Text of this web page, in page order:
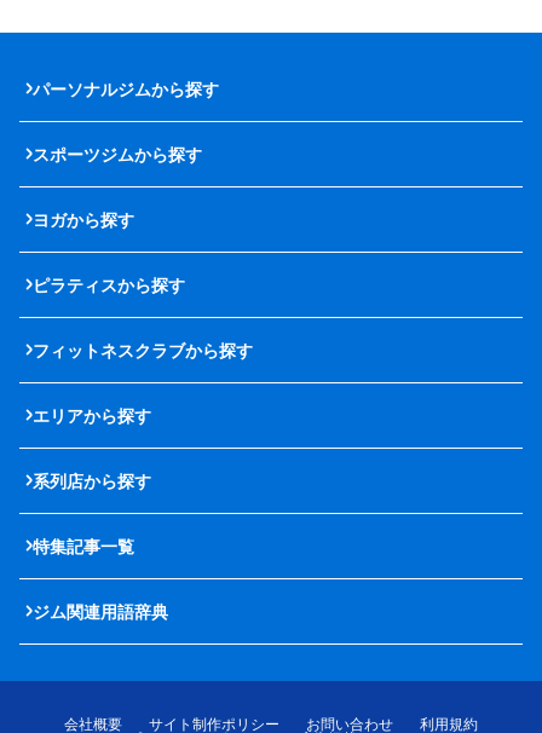
パーソナルジムから探す
スポーツジムから探す
ヨガから探す
ピラティスから探す
フィットネスクラブから探す
エリアから探す
系列店から探す
特集記事一覧
ジム関連用語辞典
会社概要 サイト制作ポリシー お問い合わせ
利用規約